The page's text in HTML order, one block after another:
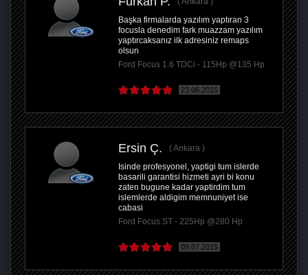
Başka firmalarda yazılım yaptıran 3
focusla denedim fark muazzam yazılım
yaptırcaksanız ilk adresiniz remaps
olsun
Ford Focus 1.6 TDCi - 115Hp @135 Hp
23.06.2015
Ersin Ç.
Ankara
Isinde profesyonel, yaptigi tum islerde
basarili garantisi hizmeti ayri bi konu
zaten bugune kadar yaptirdim tum
islemlerde aldigim memnuniyet ise
cabasi
Ford Focus ST - 225Hp @280 Hp
09.07.2015